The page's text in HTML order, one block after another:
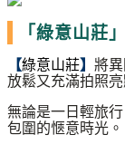
「綠意山莊」
【綠意山莊】 將
放鬆又充滿拍照亮
無論是一日輕旅
包圍的愜意時光。